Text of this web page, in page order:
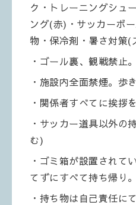
ク・トレーニングシュ
ング(赤)・サッカーボ
物・保冷剤・暑さ対策
・ゴール裏、観戦禁止。
・施設内全面禁煙。歩
・関係者すべてに挨拶を
・サッカー道具以外の
む)
・ゴミ箱が設置されて
てずにすべて持ち帰り。
・持ち物は自己責任に